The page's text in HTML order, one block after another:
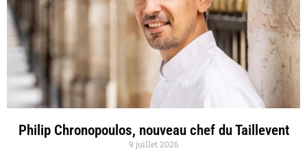
Philip Chronopoulos, nouveau chef du Taillevent
9 juillet 2026